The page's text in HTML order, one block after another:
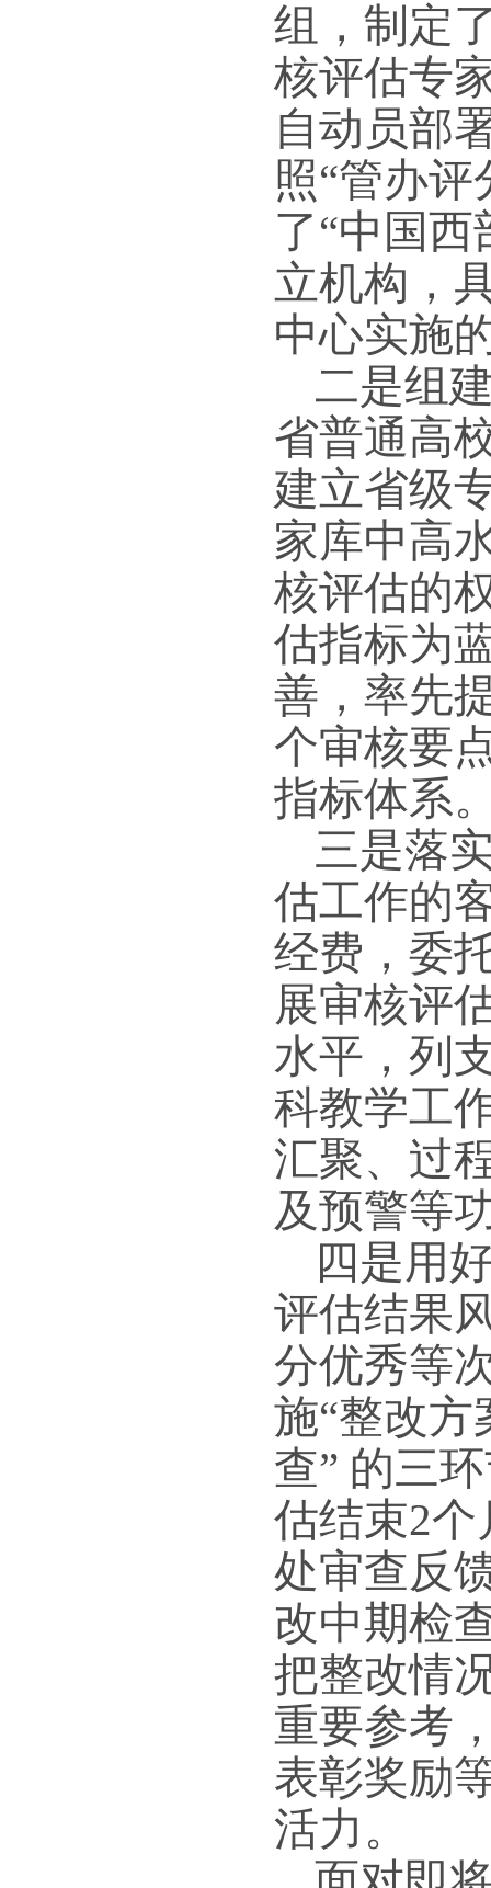
组，制定
核评估专
自动员部
照“管办
了“中国
立机构，
中心实施
二是组
省普通高
建立省级
家库中高
核评估的
估指标为
善，率先
个审核要
指标体系
三是落
估工作的
经费，委
展审核评
水平，列
科教学工
汇聚、过
及预警等
四是用
评估结果
分优秀等
施“整改
查” 的三
估结束2
处审查反
改中期检
把整改情
重要参考
表彰奖励
活力。